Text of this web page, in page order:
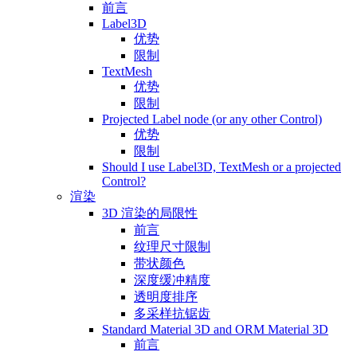
前言
Label3D
优势
限制
TextMesh
优势
限制
Projected Label node (or any other Control)
优势
限制
Should I use Label3D, TextMesh or a projected
Control?
渲染
3D 渲染的局限性
前言
纹理尺寸限制
带状颜色
深度缓冲精度
透明度排序
多采样抗锯齿
Standard Material 3D and ORM Material 3D
前言